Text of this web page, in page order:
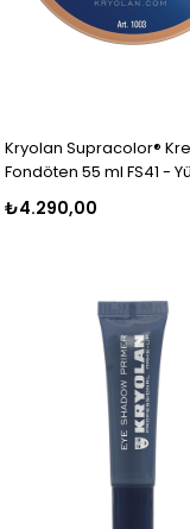
Kryolan Supracolor®
Fondöten 55 ml FS41 -
₺4.290,00